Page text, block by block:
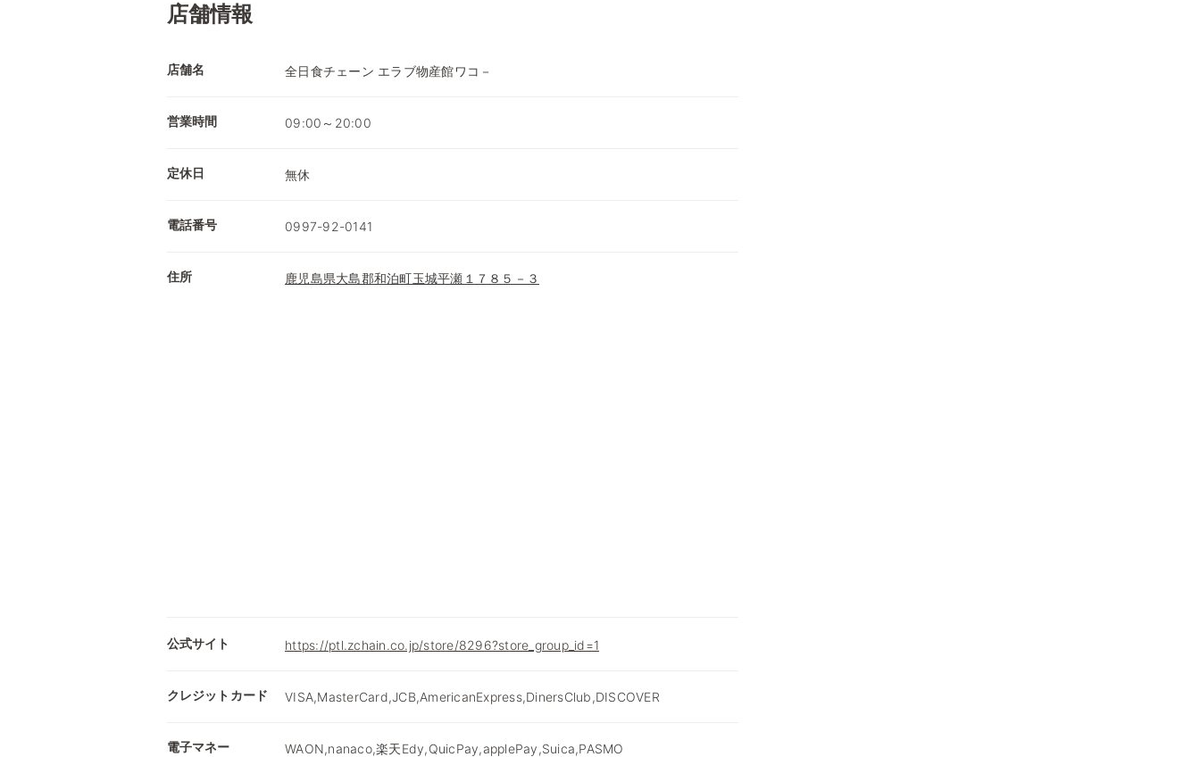
店舗情報
店舗名 全日食チェーン エラブ物産館ワコ－
営業時間 09:00～20:00
定休日 無休
電話番号 0997-92-0141
住所 鹿児島県大島郡和泊町玉城平瀬１７８５－３
公式サイト https://ptl.zchain.co.jp/store/8296?store_group_id=1
クレジットカード VISA,MasterCard,JCB,AmericanExpress,DinersClub,DISCOVER
電子マネー WAON,nanaco,楽天Edy,QuicPay,applePay,Suica,PASMO